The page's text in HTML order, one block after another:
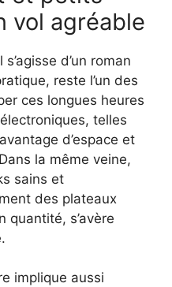
vol agréable
d’un roman
reste l’un des
ces longues heures
telles
d’espace et
la même veine,
sains et
des plateaux
quantité, s’avère
implique aussi